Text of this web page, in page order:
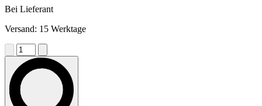
Bei Lieferant
Versand: 15 Werktage